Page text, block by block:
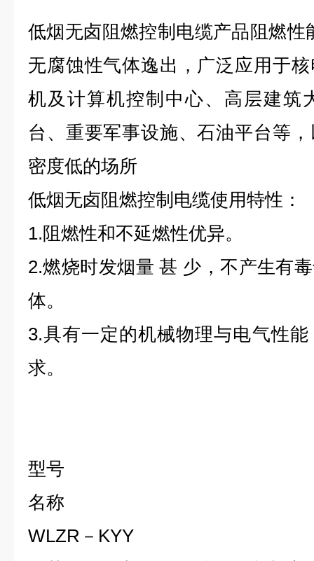
低烟无卤阻燃控制电缆产品阻燃性
无腐蚀性气体逸出，广泛应用于
机及计算机控制中心、高层建筑
台、重要军事设施、石油平台等
密度低的场所
低烟无卤阻燃控制电缆使用特性：
1.阻燃性和不延燃性优异。
2.燃烧时发烟量 甚 少，不产生有
体。
3.具有一定的机械物理与电气性
求。
型号
名称
WLZR－KYY